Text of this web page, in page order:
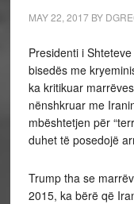
MAY 22, 2017BY
Presidenti i
bisedës me
ka kritikuar
nënshkruar me
mbështetjen për
duhet të posedojë
Trump tha se
2015, ka bërë që